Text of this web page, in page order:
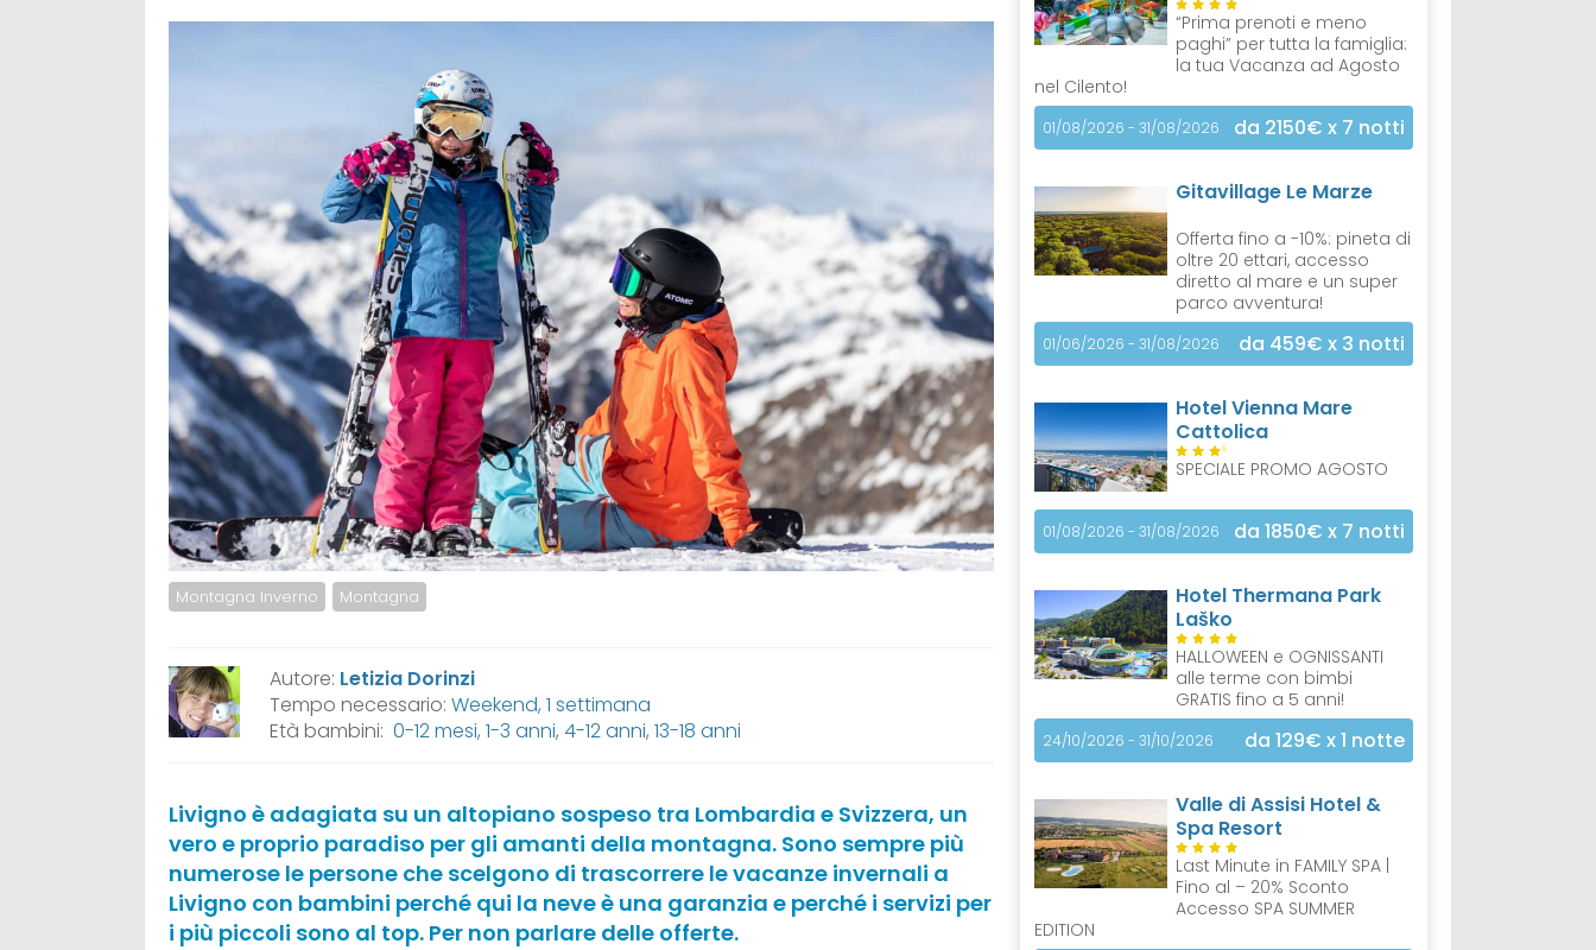
Montagna Inverno Montagna
Autore: Letizia Dorinzi
Tempo necessario: Weekend, 1 settimana
Età bambini: 0-12 mesi, 1-3 anni, 4-12 anni, 13-18 anni
Livigno è adagiata su un altopiano sospeso tra Lombardia e Svizzera, un
vero e proprio paradiso per gli amanti della montagna. Sono sempre più
numerose le persone che scelgono di trascorrere le vacanze invernali a
Livigno con bambini perché qui la neve è una garanzia e perché i servizi per
i più piccoli sono al top. Per non parlare delle offerte.
“Prima prenoti e meno
paghi” per tutta la famiglia:
la tua Vacanza ad Agosto
nel Cilento!
01/08/2026 - 31/08/2026 da 2150€ x 7 notti
Gitavillage Le Marze
Offerta fino a -10%: pineta di
oltre 20 ettari, accesso
diretto al mare e un super
parco avventura!
01/06/2026 - 31/08/2026 da 459€ x 3 notti
Hotel Vienna Mare
Cattolica
S
SPECIALE PROMO AGOSTO
01/08/2026 - 31/08/2026 da 1850€ x 7 notti
Hotel Thermana Park
Laško
HALLOWEEN e OGNISSANTI
alle terme con bimbi
GRATIS fino a 5 anni!
24/10/2026 - 31/10/2026 da 129€ x 1 notte
Valle di Assisi Hotel &
Spa Resort
Last Minute in FAMILY SPA |
Fino al – 20% Sconto
Accesso SPA SUMMER
EDITION